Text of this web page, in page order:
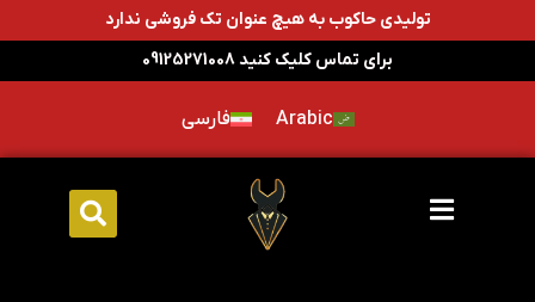
تولیدی حاکوب به هیچ عنوان تک فروشی ندارد
برای تماس کلیک کنید 09125271008
Arabic فارسی